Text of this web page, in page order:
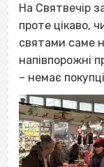
На Святвечір
проте цікаво,
святами саме
напівпорожні
– немає